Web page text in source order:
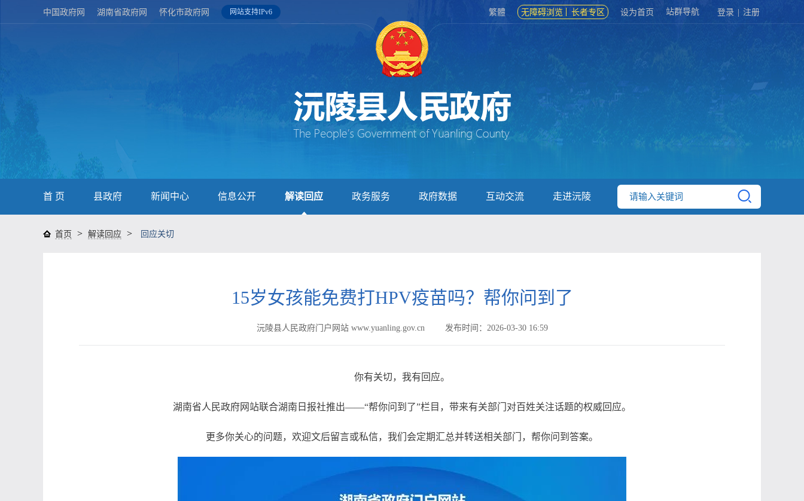
中国政府网 湖南省政府网 怀化市政府网 网站支持IPv6 繁體 无障碍浏览 长者专区 设为首页 站群导航 登录 注册
首 页 县政府 新闻中心 信息公开 解读回应 政务服务 政府数据 互动交流 走进沅陵
首页 > 解读回应 > 回应关切
15岁女孩能免费打HPV疫苗吗？帮你问到了
沅陵县人民政府门户网站 www.yuanling.gov.cn 发布时间：2026-03-30 16:59
你有关切，我有回应。
湖南省人民政府网站联合湖南日报社推出——“帮你问到了”栏目，带来有关部门对百姓关注话题的权威回应。
更多你关心的问题，欢迎文后留言或私信，我们会定期汇总并转送相关部门，帮你问到答案。